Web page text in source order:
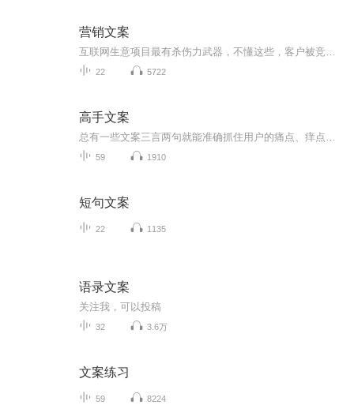
营销文案
22 5722
高手文案
59 1910
短句文案
22 1135
语录文案
关注我，可以投稿
32 3.6万
文案练习
59 8224